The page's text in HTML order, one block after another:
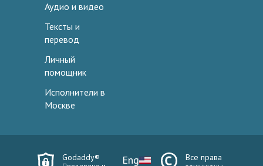
Аудио и видео
Тексты и
перевод
Личный
помощник
Исполнители в
Москве
Godaddy® Eng
Все права